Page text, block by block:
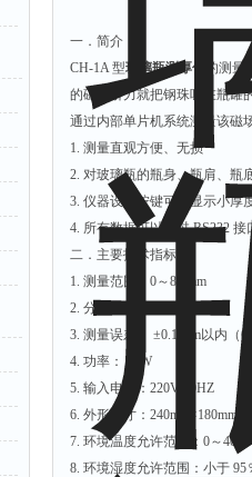
一．简介：
CH-1A 型玻璃瓶测厚仪
的测
的磁场引力就把钢珠吸在瓶罐
通过内部单片机系统测量该磁
1. 测量直观方便、无损
2. 对玻璃瓶的瓶身、瓶肩、瓶
3. 仪器设有按键可以显示小厚
4. 所有数据可以通过 RS232
二．主要技术指标：
1. 测量范围：0～8.0mm
2. 分辨率: 0.1 mm
3. 测量误差： ±0.1 mm以内（
4. 功率： 10W
5. 输入电压：220V 50HZ
6. 外形尺寸：
7. 环境温度允许范围：0～40℃
8. 环境湿度允许范围：小于 95